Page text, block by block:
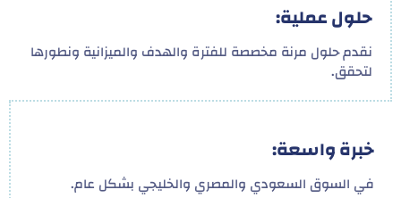
حلول عملية:
نقدم حلول مرنة مخصصة للفترة والهدف والميزانية ونطورها
لتحقق.
خبرة واسعة:
في السوق السعودي والمصري والخليجي بشكل عام.